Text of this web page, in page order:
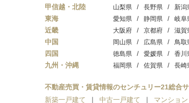
甲信越・北陸 山梨県 長野県 新潟
東海 愛知県 静岡県 岐阜
近畿 大阪府 京都府 滋賀
中国 岡山県 広島県 鳥取
四国 徳島県 愛媛県 香川
九州・沖縄 福岡県 佐賀県 長崎
不動産売買・賃貸情報のセンチュリー21総合
新築一戸建て
中古一戸建て マンション